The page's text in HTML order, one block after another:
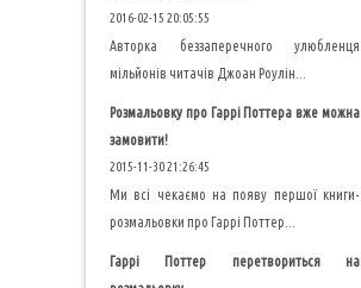
2016-02-15 20:05:55
Авторка беззаперечного улюбленця
мільйонів читачів Джоан Роулін...
Розмальовку про Гаррі Поттера вже можна
замовити!
2015-11-30 21:26:45
Ми всі чекаємо на появу першої книги-
розмальовки про Гаррі Поттер...
Гаррі Поттер перетвориться на